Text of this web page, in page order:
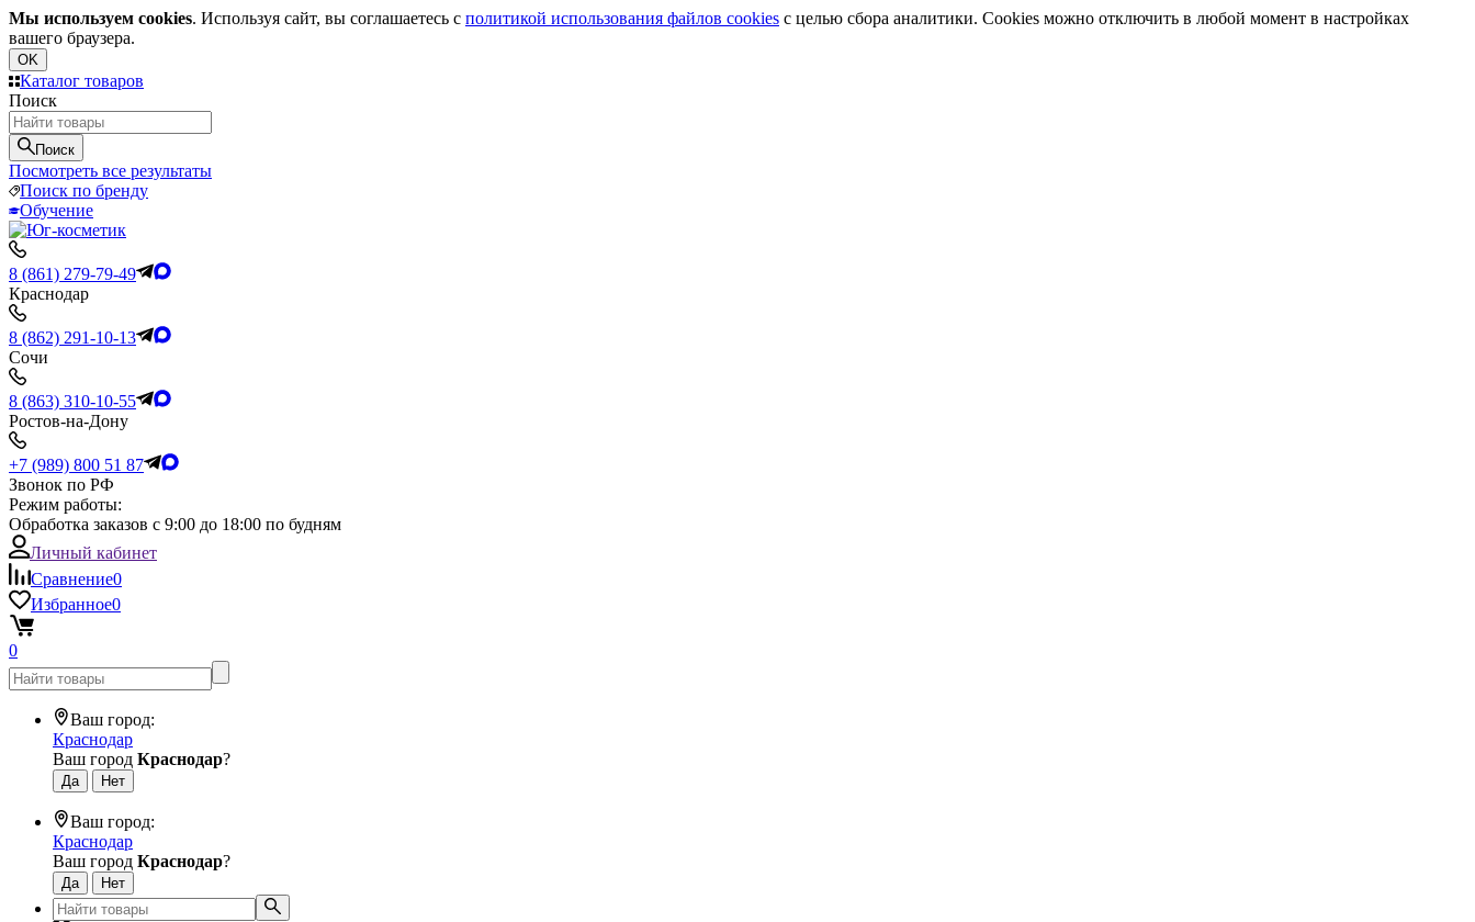
Мы используем cookies. Используя сайт, вы соглашаетесь с политикой использования файлов cookies с целью сбора аналитики. Cookies можно отключить в любой момент в настройках
вашего браузера.
OK
Каталог товаров
Поиск
Поиск
Посмотреть все результаты
Поиск по бренду
Обучение
8 (861) 279-79-49
Краснодар
8 (862) 291-10-13
Сочи
8 (863) 310-10-55
Ростов-на-Дону
+7 (989) 800 51 87
Звонок по РФ
Режим работы:
Обработка заказов с 9:00 до 18:00 по будням
Личный кабинет
Сравнение0
Избранное0
0
Ваш город:
Краснодар
Ваш город Краснодар?
Ваш город:
Краснодар
Ваш город Краснодар?